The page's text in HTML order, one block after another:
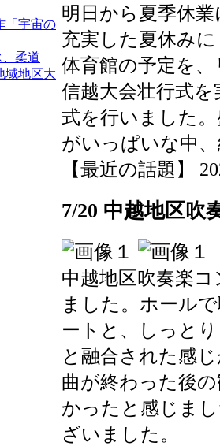
「宇宙の
柔道
域地区大
明日から夏季休
充実した夏休み
体育館の予定を
信越大会壮行式
式を行いました
がいっぱいな中
【最近の話題】
7/20 中越地区吹
中越地区吹奏楽
ました。ホール
ートと、しっと
と融合された感
曲が終わった後
かったと感じま
ざいました。